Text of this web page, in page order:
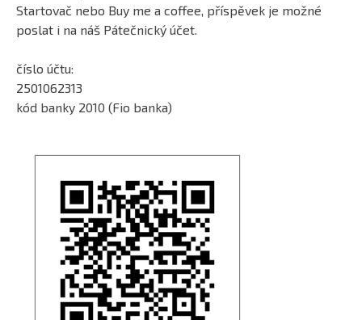
Startovač nebo Buy me a coffee, příspěvek je možné
poslat i na náš Pátečnický účet.
číslo účtu:
2501062313
kód banky 2010 (Fio banka)